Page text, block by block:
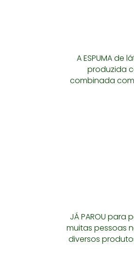
A ESPUMA
produzida
combinada
JÁ PAROU
muitas pessoas
diversos